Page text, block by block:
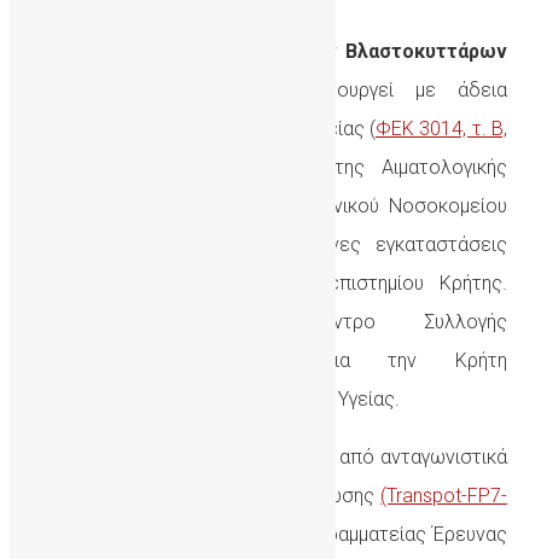
Δημόσια Τράπεζα Ομφαλικών Βλαστοκυττάρων
(ΔηΤΟΒ Κρήτης) λειτουργεί με άδεια
λειτουργίας από το Υπουργείο Υγείας (ΦΕΚ 3014, τ. Β,
) υπό την ευθύνη της Αιματολογικής
Κλινικής του Πανεπιστημιακού Γενικού Νοσοκομείου
Ηρακλείου (ΠΑΓΝΗ) σε σύγχρονες εγκαταστάσεις
της Ιατρικής Σχολής του Πανεπιστημίου Κρήτης.
Παράλληλα αποτελεί Κέντρο Συλλογής
Αιμοποιητικών Κυττάρων για την Κρήτη
αδειοδοτημένο από το Υπουργείο Υγείας.
Δημιουργήθηκε με χρηματοδότηση από ανταγωνιστικά
προγράμματα της Ευρωπαϊκής Ένωσης (Transpot-FP7-
και της Γενικής Γραμματείας Έρευνας